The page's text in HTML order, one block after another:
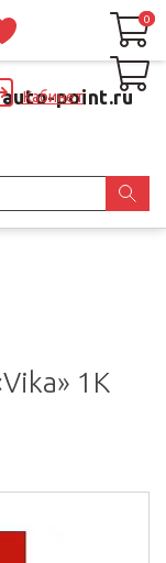
point.ru
Кабинет
0
0
1K